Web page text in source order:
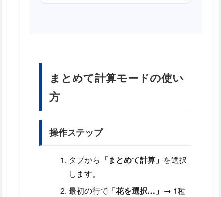
まとめて計算モードの使い
方
操作ステップ
タブから 「まとめて計算」 を選択
します。
最初の行で 「花を選択…」 → 1種